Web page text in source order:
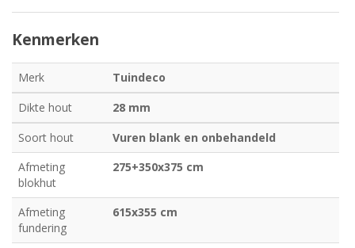
Kenmerken
Merk
Tuindeco
Dikte hout
28 mm
Soort hout
Vuren blank en onbehandeld
Afmeting
blokhut
275+350x375 cm
Afmeting
fundering
615x355 cm